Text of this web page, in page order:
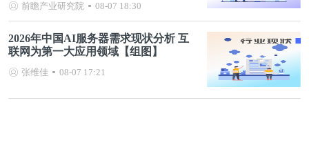
前瞻产业研究院 08-07 18:30
2026年中国AI服务器需求现状分析 互
联网为第一大应用领域【组图】
张维佳 08-07 17:21